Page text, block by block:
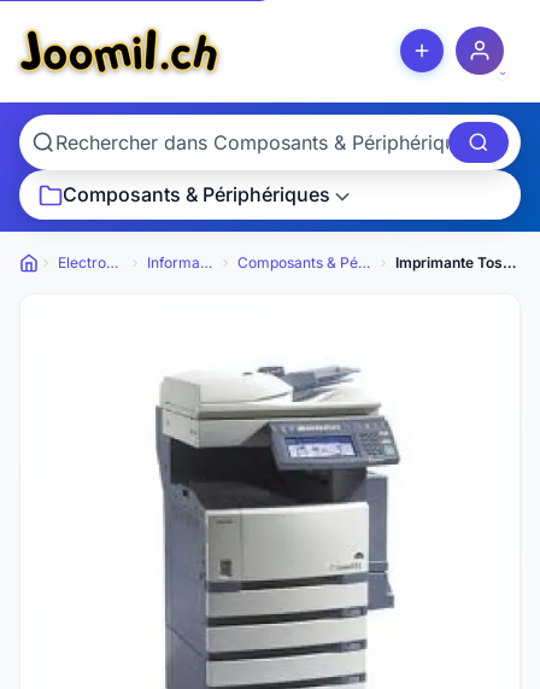
Composants & Périphériques
Petites annonces
Electronique Informatique Composants & Périphériques Imprimante Toshiba Studio 281C